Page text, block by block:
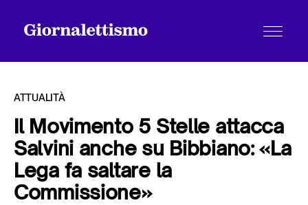
Tutti gli articoli
ATTUALITÀ
Il Movimento 5 Stelle attacca
Salvini anche su Bibbiano: «La
Lega fa saltare la
Commissione»